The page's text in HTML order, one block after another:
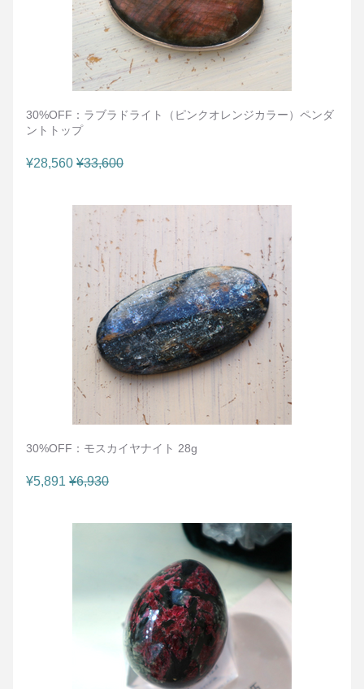
30%OFF：ラブラドライト（ピンクオレンジカラー）ペンダ
ントトップ
¥28,560 ¥33,600
30%OFF：モスカイヤナイト 28g
¥5,891 ¥6,930